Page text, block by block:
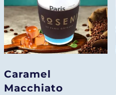
Caramel
Macchiato